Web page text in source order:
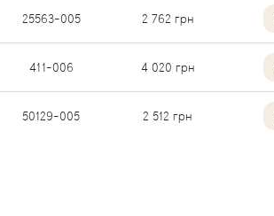
25563-005 2 762 грн
411-006 4 020 грн
50129-005 2 512 грн